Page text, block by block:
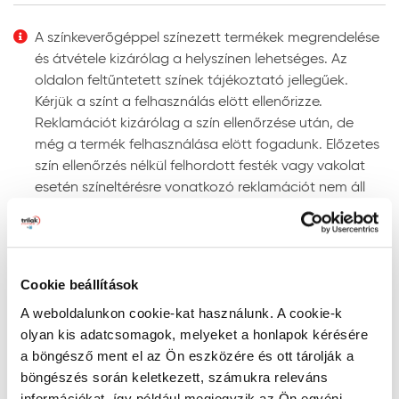
Cookie beállítások
A weboldalunkon cookie-kat használunk. A cookie-k
olyan kis adatcsomagok, melyeket a honlapok kérésére
a böngésző ment el az Ön eszközére és ott tárolják a
böngészés során keletkezett, számukra releváns
paramétereket az adott géptípushoz kell beállítani.
Színezhetőség:színkeverőgépen több ezer UV-álló
színben színezhető.
Megjegyzés: a javasolt rétegfelépítések minden esetben
a legjobb tudásunk szerinti ajánlások, és nem mentesítik
a felhasználót az adott festendő felület vizsgálatától.
Gépi színkeverés: a színkeverőgép a kiválasztott
alkalmazzon „nem fényálló” jelzéssel ellátott színt
kifakulhatnak.
A gépi színkeverés pontosságának megítélésére
megfelelő színmérő berendezés alkalmas, mivel a
szemünkkel látott színt sok tényező (a referencia
A színkeverőgéppel színezett termékek megrendelése
és átvétele kizárólag a helyszínen lehetséges. Az
oldalon feltűntetett színek tájékoztató jellegűek.
Kérjük a színt a felhasználás elött ellenőrizze.
Reklamációt kizárólag a szín ellenőrzése után, de
még a termék felhasználása elött fogadunk. Előzetes
szín ellenőrzés nélkül felhordott festék vagy vakolat
esetén színeltérésre vonatkozó reklamációt nem áll
Szín keresése kód szerint
RAL, NCS, és PPG Voice of Color színskálákban történő
alábbiak szerint:
- RAL kód: a RAL szó után szóközzel írjon be 4
számkaraktert (pl. RAL 7001)
- NCS kód: az S betű után szóközzel írjon be 4